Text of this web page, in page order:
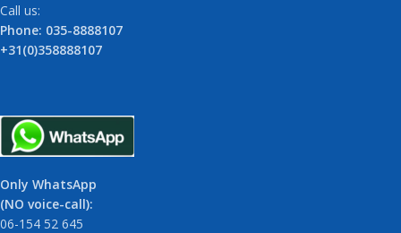
Call us:
Phone: 035-8888107
+31(0)358888107
Only WhatsApp
(NO voice-call):
06-154 52 645